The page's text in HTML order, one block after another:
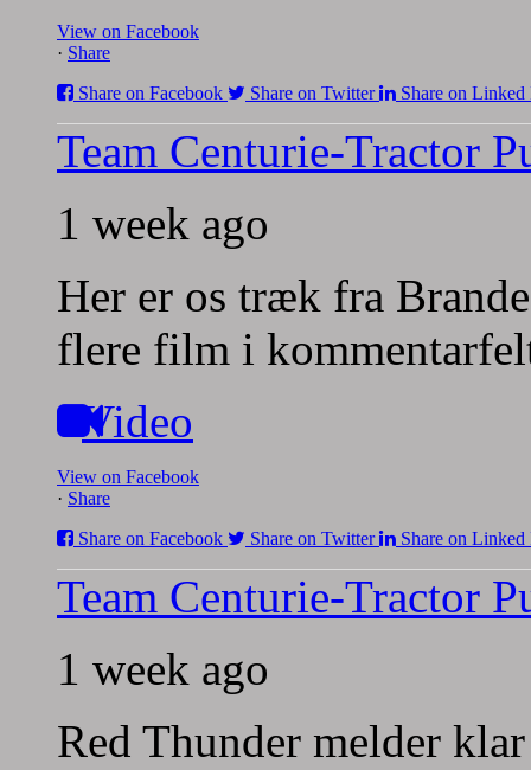
View on Facebook
· Share
Share on Facebook
Share on Twitter Share on Linked
Team Centurie-Tractor
1 week ago
Her er os træk fra
flere film i
Video
View on Facebook
· Share
Share on Facebook
Share on Twitter Share on Linked
Team Centurie-Tractor
1 week ago
Red Thunder melder